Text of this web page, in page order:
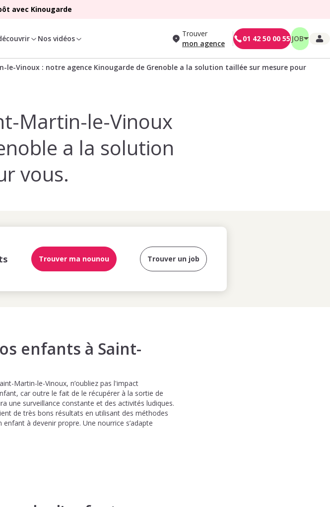
avec Kinougarde
Nos vidéos
Trouver
mon agence
01 42 50 00 55 JOB
Vinoux : notre agence Kinougarde de Grenoble a la solution taillée sur mesure pour vous.
Martin-le-Vinoux
a la solution
vous.
Trouver ma nounou Trouver un job
enfants à Saint-
Martin-le-Vinoux, n’oubliez pas l'impact
car outre le fait de le récupérer à la sortie de
une surveillance constante et des activités ludiques.
de très bons résultats en utilisant des méthodes
à devenir propre. Une nourrice s’adapte